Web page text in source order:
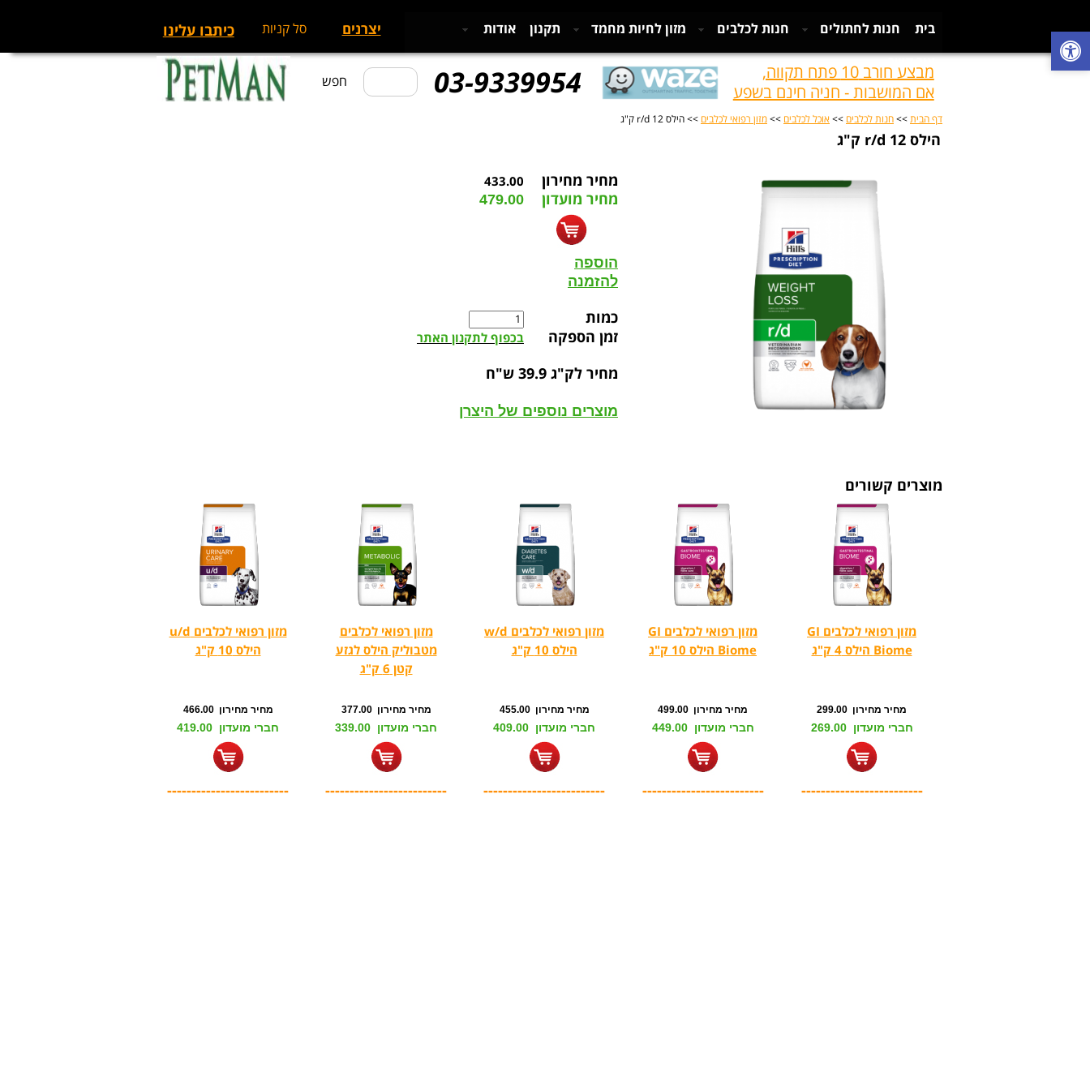
בית חנות לחתולים חנות לכלבים מזון לחיות מחמד תקנון אודות כיתבו עלינו סל קניות יצרנים
מבצע חורב 10 פתח תקווה,
אם המושבות - חניה חינם בשפע
חפש 03-9339954
דף הבית >> חנות לכלבים >> אוכל לכלבים >> מזון רפואי לכלבים >> הילס r/d 12 ק"ג
הילס r/d 12 ק"ג
מחיר מחירון 433.00
מחיר מועדון 479.00
הוספה
להזמנה
כמות
זמן הספקה
בכפוף לתקנון האתר
מחיר לק"ג 39.9 ש"ח
מוצרים נוספים של היצרן
מוצרים קשורים
מזון רפואי לכלבים GI
Biome הילס 4 ק"ג
מחיר מחירון 299.00
חברי מועדון 269.00
-------------------------
מזון רפואי לכלבים GI
Biome הילס 10 ק"ג
מחיר מחירון 499.00
חברי מועדון 449.00
-------------------------
מזון רפואי לכלבים w/d
הילס 10 ק"ג
מחיר מחירון 455.00
חברי מועדון 409.00
-------------------------
מזון רפואי לכלבים
מטבוליק הילס לגזע
קטן 6 ק"ג
מחיר מחירון 377.00
חברי מועדון 339.00
-------------------------
מזון רפואי לכלבים u/d
הילס 10 ק"ג
מחיר מחירון 466.00
חברי מועדון 419.00
-------------------------